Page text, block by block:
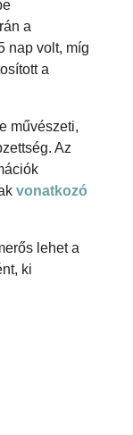
a
nap volt, míg
a
művészeti,
Az
vonatkozó
lehet a
ki